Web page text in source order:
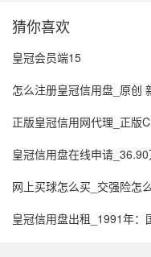
猜你喜欢
皇冠会员端15
怎么注册皇冠信用盘_原创 新丰田皇冠开启
正版皇冠信用网代理_正版Creo软件，
皇冠信用盘在线申请_36.90万起售，丰
网上买球怎么买_交强险怎么网
皇冠信用盘出租_1991年：国际倒爷，点